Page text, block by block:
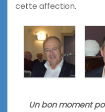
cette affection.
Un bon moment